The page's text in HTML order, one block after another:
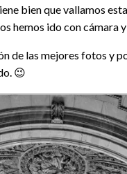
bien que vallamos
hemos ido con cámara
de las mejores fotos y
😉